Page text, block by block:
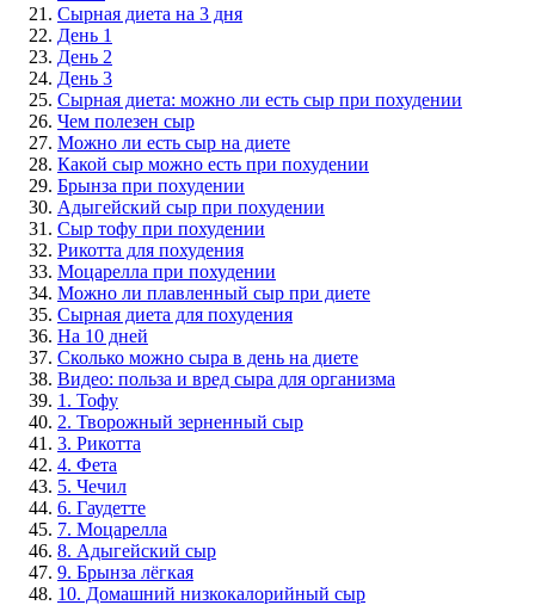
Сырная диета на 3 дня
День 1
День 2
День 3
Сырная диета: можно ли есть сыр при похудении
Чем полезен сыр
Можно ли есть сыр на диете
Какой сыр можно есть при похудении
Брынза при похудении
Адыгейский сыр при похудении
Сыр тофу при похудении
Рикотта для похудения
Моцарелла при похудении
Можно ли плавленный сыр при диете
Сырная диета для похудения
На 10 дней
Сколько можно сыра в день на диете
Видео: польза и вред сыра для организма
1. Тофу
2. Творожный зерненный сыр
3. Рикотта
4. Фета
5. Чечил
6. Гаудетте
7. Моцарелла
8. Адыгейский сыр
9. Брынза лёгкая
10. Домашний низкокалорийный сыр